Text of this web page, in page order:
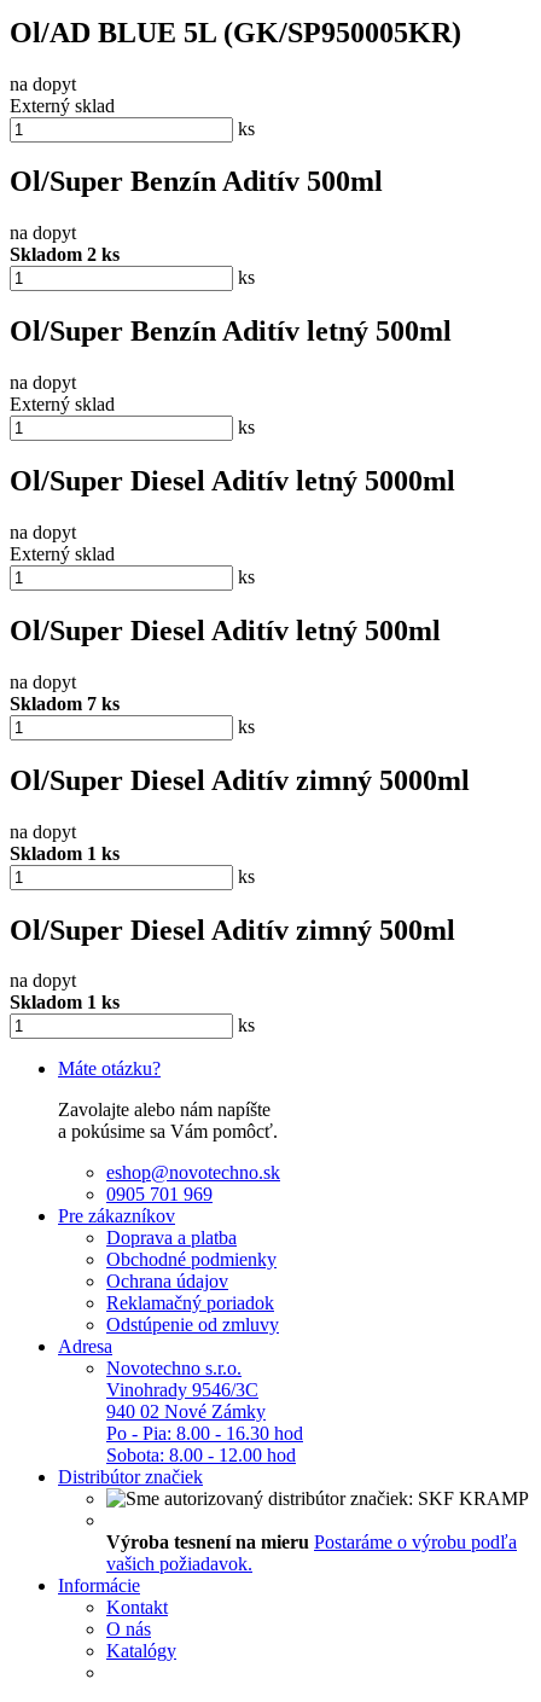
Ol/AD BLUE 5L (GK/SP950005KR)
na dopyt
Externý sklad
ks
Ol/Super Benzín Aditív 500ml
na dopyt
Skladom 2 ks
ks
Ol/Super Benzín Aditív letný 500ml
na dopyt
Externý sklad
ks
Ol/Super Diesel Aditív letný 5000ml
na dopyt
Externý sklad
ks
Ol/Super Diesel Aditív letný 500ml
na dopyt
Skladom 7 ks
ks
Ol/Super Diesel Aditív zimný 5000ml
na dopyt
Skladom 1 ks
ks
Ol/Super Diesel Aditív zimný 500ml
na dopyt
Skladom 1 ks
ks
Máte otázku?
Zavolajte alebo nám napíšte
a pokúsime sa Vám pomôcť.
eshop@novotechno.sk
0905 701 969
Pre zákazníkov
Doprava a platba
Obchodné podmienky
Ochrana údajov
Reklamačný poriadok
Odstúpenie od zmluvy
Adresa
Novotechno s.r.o.
Vinohrady 9546/3C
940 02 Nové Zámky
Po - Pia: 8.00 - 16.30 hod
Sobota: 8.00 - 12.00 hod
Distribútor značiek
Výroba tesnení na mieru Postaráme o výrobu podľa
vašich požiadavok.
Informácie
Kontakt
O nás
Katalógy